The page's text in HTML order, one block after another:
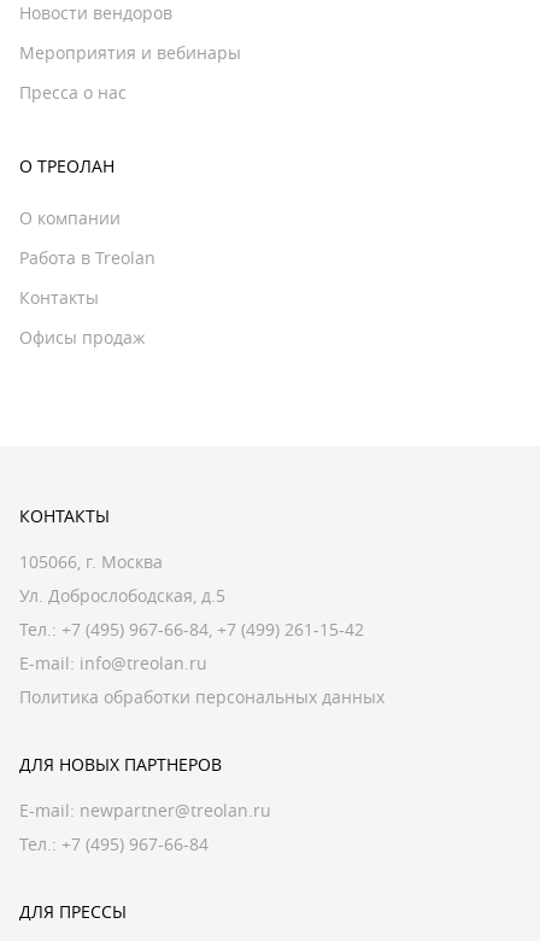
Новости вендоров
Мероприятия и вебинары
Пресса о нас
О ТРЕОЛАН
О компании
Работа в Treolan
Контакты
Офисы продаж
КОНТАКТЫ
105066, г. Москва
Ул. Доброслободская, д.5
Тел.: +7 (495) 967-66-84, +7 (499) 261-15-42
E-mail: info@treolan.ru
Политика обработки персональных данных
ДЛЯ НОВЫХ ПАРТНЕРОВ
E-mail: newpartner@treolan.ru
Тел.: +7 (495) 967-66-84
ДЛЯ ПРЕССЫ